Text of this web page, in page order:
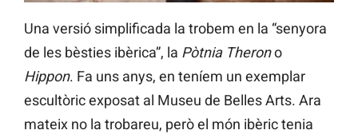
Una versió simplificada la trobem en la “senyora
de les bèsties ibèrica”, la Pòtnia Therono
Hippon. Fa uns anys, en teníem un exemplar
escultòric exposat al Museu de Belles Arts. Ara
mateix no la trobareu, però el món ibèric tenia